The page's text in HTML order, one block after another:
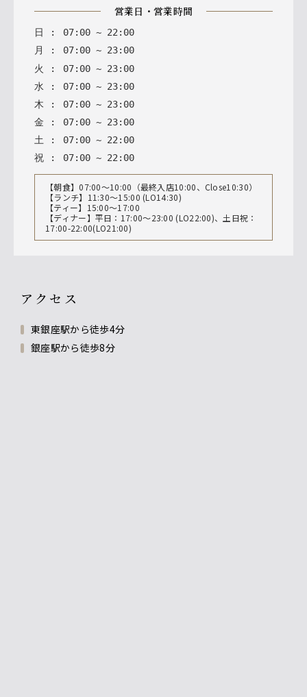
営業日・営業時間
日 : 07: 00 ~ 22: 00
月
: 07: 00 ~ 23: 00
火
: 07: 00 ~ 23: 00
水 : 07: 00 ~ 23: 00
木 : 07: 00 ~ 23: 00
金 : 07: 00 ~ 23: 00
土 : 07: 00 ~ 22 : 00
祝 : 07: 00 ~ 22: 00
【朝食】07:00～10:00（最終入店10:00、Close10:30）
【ランチ】11:30～15:00 (LO14:30)
【ティー】15:00～17:00
【ディナー】平日：17:00～23:00 (LO22:00)、土日祝：
17:00-22:00(LO21:00)
アクセス
東銀座駅から徒歩4分
銀座駅から徒歩8分